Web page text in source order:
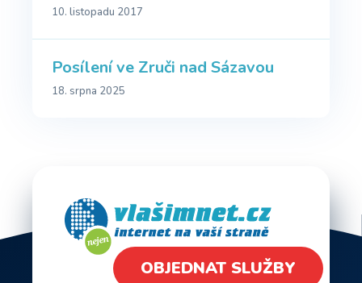
10. listopadu 2017
Posílení ve Zruči nad Sázavou
18. srpna 2025
OBJEDNAT SLUŽBY